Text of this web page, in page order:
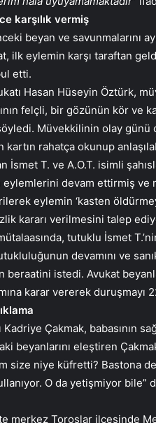
karşılık vermiş
beyan ve
ilk eylemin karşı taraftan
etti.
Hasan Hüseyin Öztürk,
felçli, bir gözünün kör ve
Müvekkilinin olay günü
rahatça okunup
İsmet T. ve A.O.T. isimli
devam ettirmiş
eylemin ‘kasten
kararı verilmesini talep
tutuklu İsmet
devamını ve
beraatini istedi. Avukat
karar vererek duruşmayı
Kadriye Çakmak, babasının
beyanlarını eleştiren
size niye küfretti? Bastona
O da yetişmiyor bile”
merkez Toroslar ilçesinde